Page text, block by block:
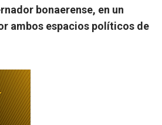
bonaerense, en un
ambos espacios políticos de